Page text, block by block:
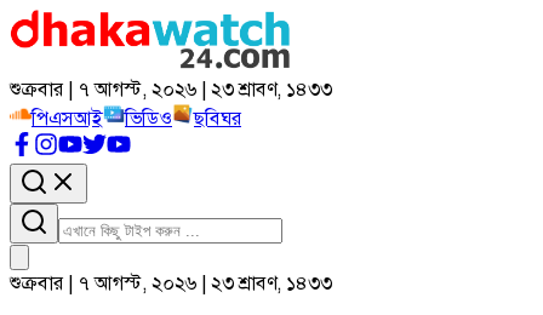
শুক্রবার | ৭ আগস্ট, ২০২৬ | ২৩ শ্রাবণ, ১৪৩৩
পিএসআই
ভিডিও ছবিঘর
শুক্রবার | ৭ আগস্ট, ২০২৬ | ২৩ শ্রাবণ, ১৪৩৩